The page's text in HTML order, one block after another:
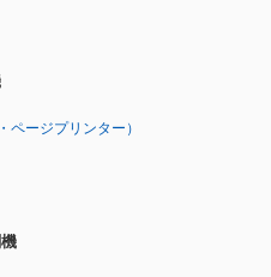
ページプリンター）